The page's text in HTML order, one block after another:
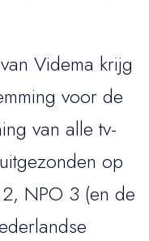
Videma krijg
voor de
van alle tv-
op
NPO 3 (en de